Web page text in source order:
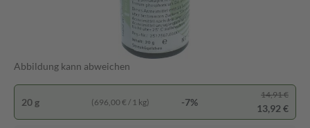
Abbildung kann abweichen
20 g (696,00 € / 1 kg) -7%
14,91 €
13,92 €